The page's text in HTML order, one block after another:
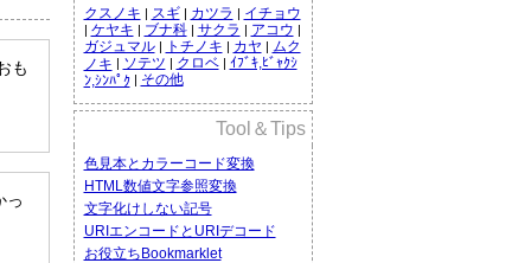
クスノキ | スギ| カツラ | イチョウ
| ケヤキ | ブナ科| サクラ | アコウ |
ガジュマル| トチノキ | カヤ | ムク
ノキ | ソテツ | クロベ| ｲﾌﾞｷ,ﾋﾞｬｸｼ
ﾝ,ｼﾝﾊﾟｸ| その他
Tool＆Tips
色見本とカラーコード変換
HTML数値文字参照変換
文字化けしない記号
URIエンコードとURIデコード
お役立ちBookmarklet
も
っ